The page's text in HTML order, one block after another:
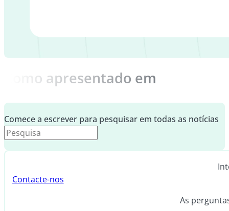
Como apresentado em
Comece a escrever para pesquisar em todas as notícias
Contacte-nos
As